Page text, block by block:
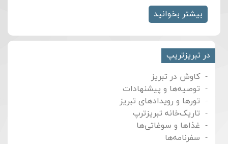
بیشتر بخوانید
در تبریزتریپ
کاوش در تبریز
توصیه‌ها و پیشنهادات
تورها و رویدادهای تبریز
تاریک‌خانه تبریزترپ
غذاها و سوغاتی‌ها
سفرنامه‌ها